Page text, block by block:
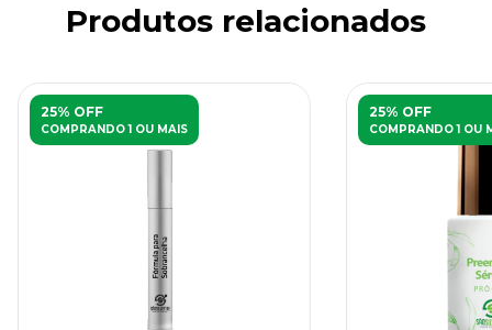
Produtos relacionados
25% OFF
COMPRANDO 1 OU MAIS
25% OFF
COMPRANDO 1 OU